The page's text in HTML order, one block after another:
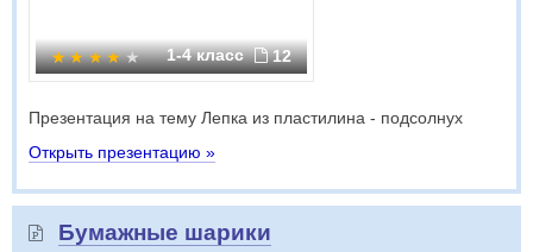
1-4 класс 12
Презентация на тему Лепка из пластилина - подсолнух
Открыть презентацию »
Бумажные шарики